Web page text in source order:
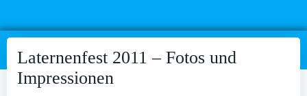
Laternenfest 2011 – Fotos und
Impressionen